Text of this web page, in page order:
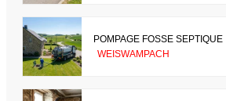
POMPAGE FOSSE SEPTIQUE
WEISWAMPACH